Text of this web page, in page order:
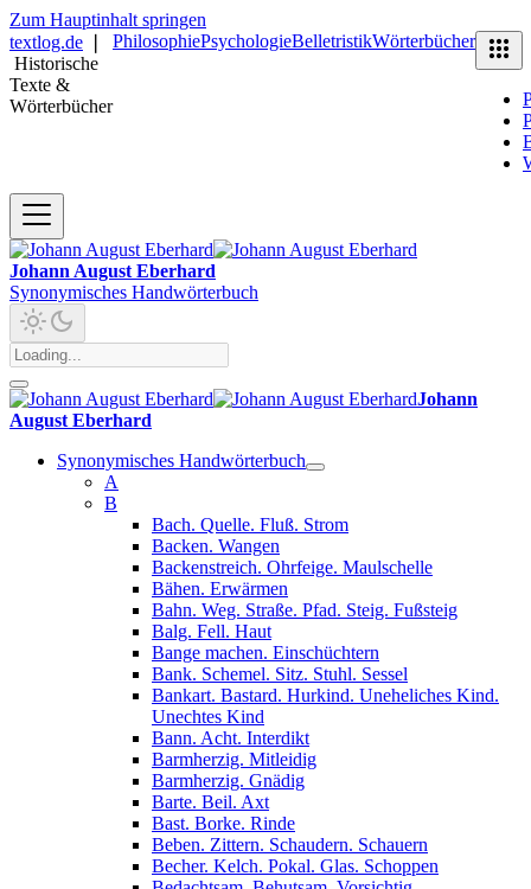
Zum Hauptinhalt springen
textlog.de
Historische
Texte &
Wörterbücher
PhilosophiePsychologieBelletristikWörterbücher
Johann August Eberhard
Synonymisches Handwörterbuch
Johann
August Eberhard
Synonymisches Handwörterbuch
A
B
Bach. Quelle. Fluß. Strom
Backen. Wangen
Backenstreich. Ohrfeige. Maulschelle
Bähen. Erwärmen
Bahn. Weg. Straße. Pfad. Steig. Fußsteig
Balg. Fell. Haut
Bange machen. Einschüchtern
Bank. Schemel. Sitz. Stuhl. Sessel
Bankart. Bastard. Hurkind. Uneheliches Kind.
Unechtes Kind
Bann. Acht. Interdikt
Barmherzig. Mitleidig
Barmherzig. Gnädig
Barte. Beil. Axt
Bast. Borke. Rinde
Beben. Zittern. Schaudern. Schauern
Becher. Kelch. Pokal. Glas. Schoppen